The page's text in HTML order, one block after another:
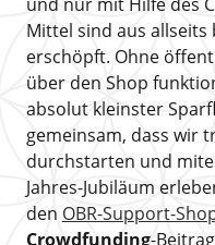
Mittel sind aus
erschöpft. Ohne
über den Shop
absolut kleinster
gemeinsam, dass wir
durchstarten und
Jahres-Jubiläum
den OBR-Support-
Crowdfunding-